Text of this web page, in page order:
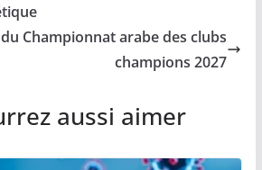
Championnat arabe des clubs
champions 2027
aussi aimer